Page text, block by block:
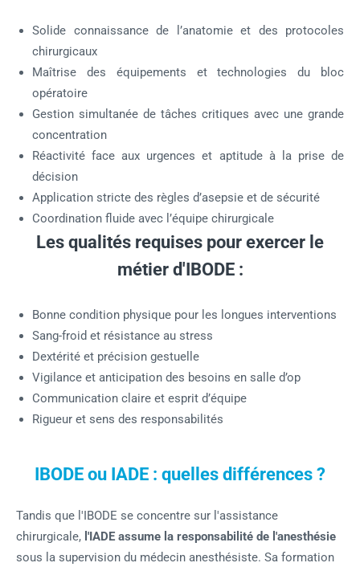
Solide connaissance de l’anatomie et des protocoles
chirurgicaux
Maîtrise des équipements et technologies du bloc
opératoire
Gestion simultanée de tâches critiques avec une grande
concentration
Réactivité face aux urgences et aptitude à la prise de
décision
Application stricte des règles d’asepsie et de sécurité
Coordination fluide avec l’équipe chirurgicale
Les qualités requises pour exercer le
métier d'IBODE :
Bonne condition physique pour les longues interventions
Sang-froid et résistance au stress
Dextérité et précision gestuelle
Vigilance et anticipation des besoins en salle d’op
Communication claire et esprit d’équipe
Rigueur et sens des responsabilités
IBODE ou IADE : quelles différences ?
Tandis que l'IBODE se concentre sur l'assistance
chirurgicale, l'IADE assume la responsabilité de l'anesthésie
sous la supervision du médecin anesthésiste. Sa formation